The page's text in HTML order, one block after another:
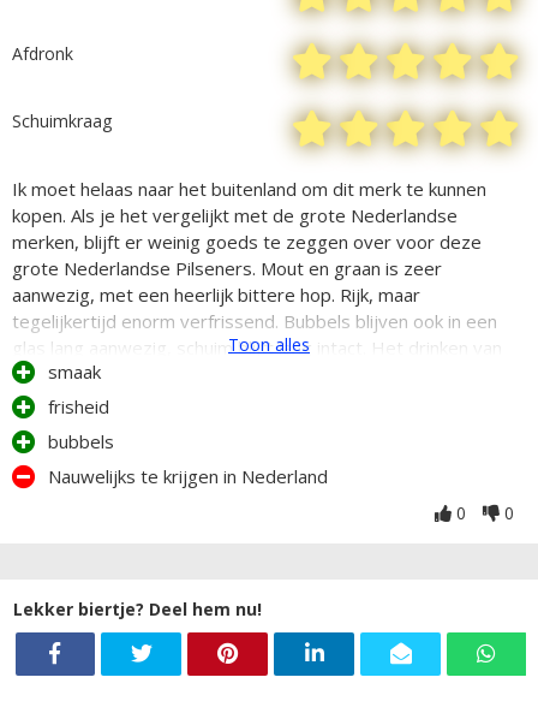
Afdronk
Schuimkraag
Ik moet helaas naar het buitenland om dit merk te kunnen
kopen. Als je het vergelijkt met de grote Nederlandse
merken, blijft er weinig goeds te zeggen over voor deze
grote Nederlandse Pilseners. Mout en graan is zeer
aanwezig, met een heerlijk bittere hop. Rijk, maar
tegelijkertijd enorm verfrissend. Bubbels blijven ook in een
glas lang aanwezig, schuim blijft lang intact. Het drinken van
een biertje verzadigd niet, de licht bitter-frisse nasmaak
nodigt je uit om er nog eentje pakken. Dit is zoals een
pilsener hoort te zijn, eenvoudig, fris, doordrinkbaar met
aanwezige aroma's van hop en mout. Ik heb veel pilseners uit
europa geprobeerd, deze staat absoluut bovenaan de lijst
Toon alles
smaak
frisheid
bubbels
Nauwelijks te krijgen in Nederland
0 0
Lekker biertje? Deel hem nu!